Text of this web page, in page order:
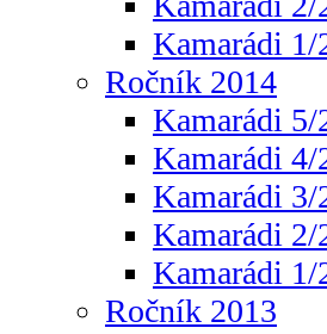
Kamarádi 1/
Ročník 2014
Kamarádi 5/
Kamarádi 4/
Kamarádi 3/
Kamarádi 2/
Kamarádi 1/
Ročník 2013